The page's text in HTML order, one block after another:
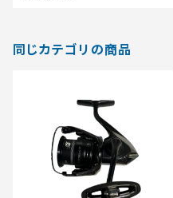
同じカテゴリの商品